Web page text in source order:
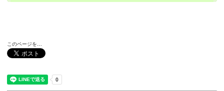
このページを…